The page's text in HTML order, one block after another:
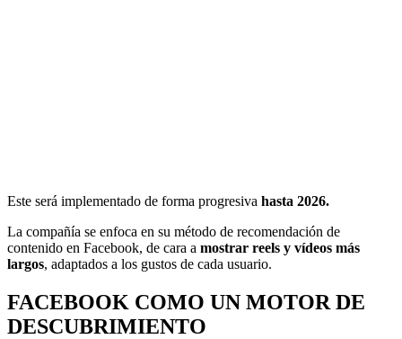
Este será implementado de forma progresiva hasta 2026.
La compañía se enfoca en su método de recomendación de
contenido en Facebook, de cara a mostrar reels y vídeos más
largos, adaptados a los gustos de cada usuario.
FACEBOOK COMO UN MOTOR DE
DESCUBRIMIENTO